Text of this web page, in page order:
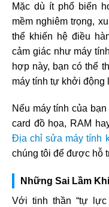
Mặc dù ít phổ biến
mềm nghiêm trọng,
thể khiến hệ điều
cảm giác như máy
hợp này, bạn có thể
máy tính tự khởi động
Nếu máy tính của
card đồ họa, RAM
Địa chỉ sửa máy tính
chúng tôi để được hỗ
Những Sai Lầm
Với tinh thần “tự lực